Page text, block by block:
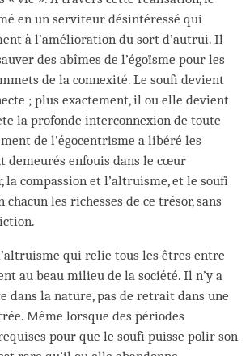
en un serviteur désintéressé qui
à l’amélioration du sort d’autrui. Il
des abîmes de l’égoïsme pour les
de la connexité. Le soufi devient
; plus exactement, il ou elle devient
la profonde interconnexion de toute
de l’égocentrisme a libéré les
demeurés enfouis dans le cœur
la compassion et l’altruisme, et le soufi
les richesses de ce trésor, sans
qui relie tous les êtres entre
au beau milieu de la société. Il n’y a
dans la nature, pas de retrait dans une
Même lorsque des périodes
pour que le soufi puisse polir son